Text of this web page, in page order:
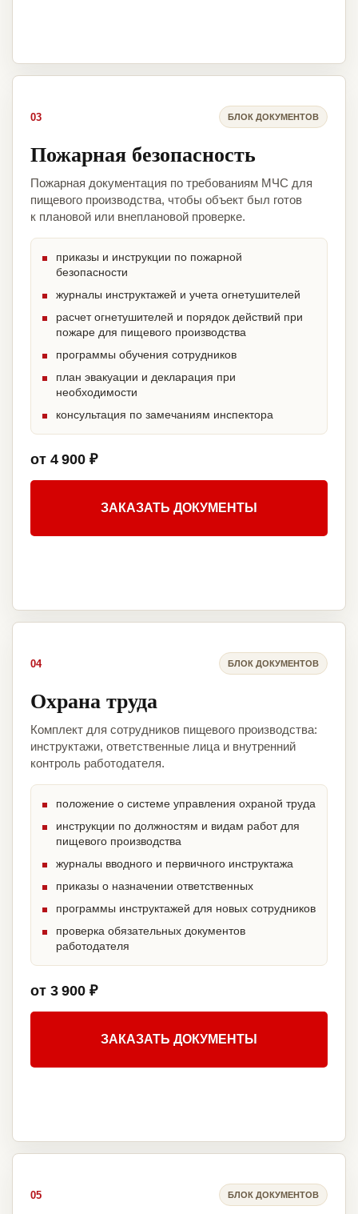
03 БЛОК ДОКУМЕНТОВ
Пожарная безопасность
Пожарная документация по требованиям МЧС для
пищевого производства, чтобы объект был готов
к плановой или внеплановой проверке.
приказы и инструкции по пожарной
безопасности
журналы инструктажей и учета огнетушителей
расчет огнетушителей и порядок действий при
пожаре для пищевого производства
программы обучения сотрудников
план эвакуации и декларация при
необходимости
консультация по замечаниям инспектора
от 4 900 ₽
ЗАКАЗАТЬ ДОКУМЕНТЫ
04 БЛОК ДОКУМЕНТОВ
Охрана труда
Комплект для сотрудников пищевого производства:
инструктажи, ответственные лица и внутренний
контроль работодателя.
положение о системе управления охраной труда
инструкции по должностям и видам работ для
пищевого производства
журналы вводного и первичного инструктажа
приказы о назначении ответственных
программы инструктажей для новых сотрудников
проверка обязательных документов
работодателя
от 3 900 ₽
ЗАКАЗАТЬ ДОКУМЕНТЫ
05 БЛОК ДОКУМЕНТОВ